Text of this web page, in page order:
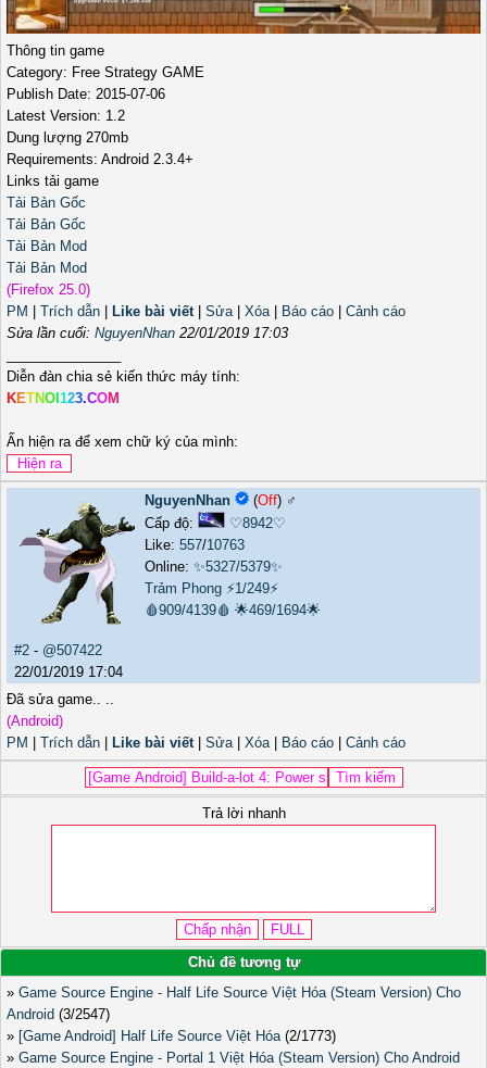
Thông tin game
Category: Free Strategy GAME
Publish Date: 2015-07-06
Latest Version: 1.2
Dung lượng 270mb
Requirements: Android 2.3.4+
Links tải game
Tải Bản Gốc
Tải Bản Gốc
Tải Bản Mod
Tải Bản Mod
(Firefox 25.0)
PM
Trích dẫn Like bài viết| Sửa| Xóa| Báo cáo
Cảnh cáo
Sửa lần cuối: NguyenNhan 22/01/2019 17:03
Diễn đàn chia sẻ kiến thức máy tính:
KETNO 123.COM
Ấn hiện ra để xem chữ ký của mình:
NguyenNhan (Off) ♂️
Cấp độ:
♡8942♡
Like:557/10763
Online:✨5327/5379✨
Trảm Phong ⚡1/249⚡
🩸909/4139🩸 🌟469/1694🌟
#2 - @507422
22/01/2019 17:04
Đã sửa game.. ..
(Android)
PM
Trích dẫn Like bài viết| Sửa| Xóa| Báo cáo Cảnh cáo
Trả lời nhanh
Chủ đề tương tự
» Game Source Engine - Half Life Source Việt Hóa (Steam Version) Cho
Android (3/2547)
» [Game Android] Half Life Source Việt Hóa(2/1773)
» Game Source Engine - Portal 1 Việt Hóa (Steam Version) Cho Android